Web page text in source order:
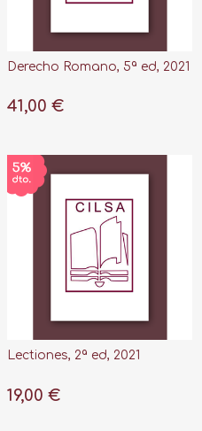
Derecho Romano, 5ª ed, 2021
41,00 €
Lectiones, 2ª ed, 2021
19,00 €